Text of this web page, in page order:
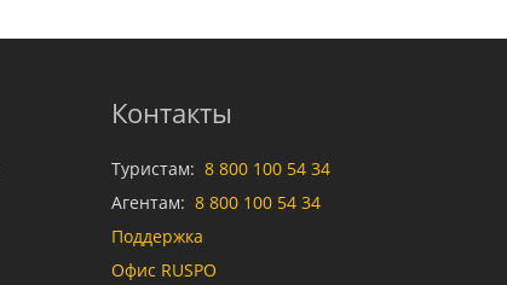
Контакты
Туристам: 8 800 100 54 34
Агентам: 8 800 100 54 34
Поддержка
Офис RUSPO